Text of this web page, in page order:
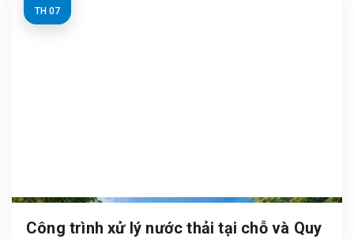
TH 07
Công trình xử lý nước thải tại chỗ và Quy